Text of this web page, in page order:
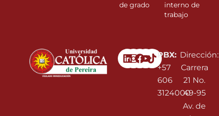
Linkedin
Instagram
Facebook
Youtube
PBX:
+57
606
3124000
Dirección:
Carrera
21 No.
49-95
Av. de
de grado
interno de
trabajo